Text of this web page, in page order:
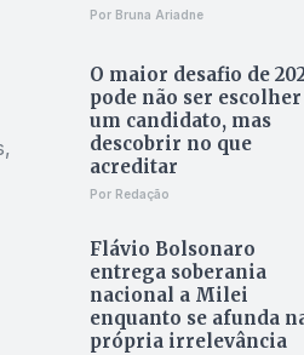
Por Bruna Ariadne
O maior desafio de
pode não ser escolher
um candidato, mas
descobrir no que
acreditar
Por Redação
Flávio Bolsonaro
entrega soberania
nacional a Milei
enquanto se afunda
própria irrelevância